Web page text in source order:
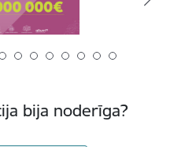
bija noderīga?